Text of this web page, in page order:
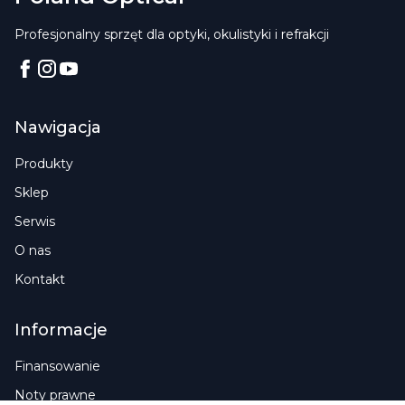
Profesjonalny sprzęt dla optyki, okulistyki i refrakcji
Facebook
Instagram
YouTube
Nawigacja
Produkty
Sklep
Serwis
O nas
Kontakt
Informacje
Finansowanie
Noty prawne